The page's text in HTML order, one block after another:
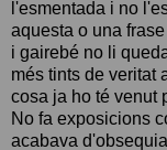
l'esmentada i no
aquesta o una
i gairebé no li
més tints de veritat
cosa ja ho té venut
No fa exposicions
acabava